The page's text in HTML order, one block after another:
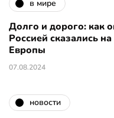
в мире
Долго и дорого: как
Россией сказались
Европы
07.08.2024
новости